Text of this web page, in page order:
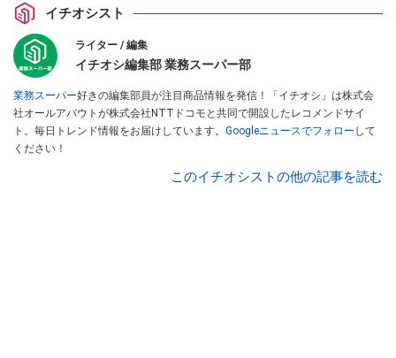
イチオシスト
ライター / 編集
イチオシ編集部 業務スーパー部
業務スーパー好きの編集部員が注目商品情報を発信！「イチオシ」は株式会
社オールアバウトが株式会社NTTドコモと共同で開設したレコメンドサイ
ト。毎日トレンド情報をお届けしています。 Googleニュースでフォロー して
ください！
このイチオシストの他の記事を読む